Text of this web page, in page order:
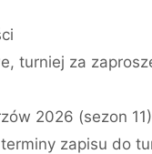
,turniej za
2026 (sezon
terminy zapisu do